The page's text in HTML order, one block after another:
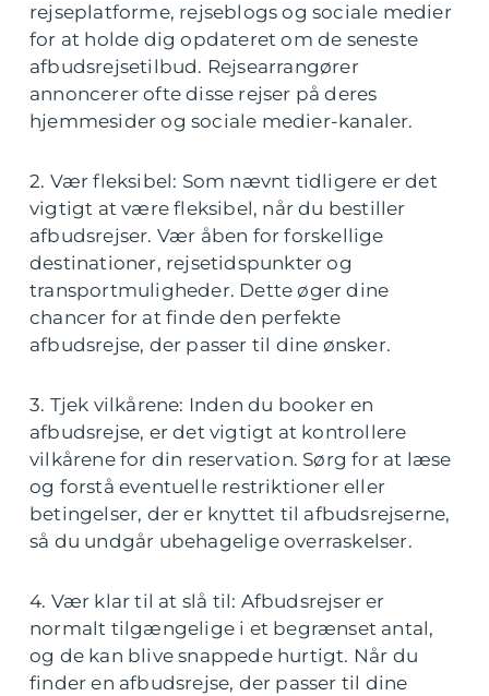
rejseplatforme, rejseblogs og sociale medier
for at holde dig opdateret om de seneste
afbudsrejsetilbud. Rejsearrangører
annoncerer ofte disse rejser på deres
hjemmesider og sociale medier-kanaler.
2. Vær fleksibel: Som nævnt tidligere er det
vigtigt at være fleksibel, når du bestiller
afbudsrejser. Vær åben for forskellige
destinationer, rejsetidspunkter og
transportmuligheder. Dette øger dine
chancer for at finde den perfekte
afbudsrejse, der passer til dine ønsker.
3. Tjek vilkårene: Inden du booker en
afbudsrejse, er det vigtigt at kontrollere
vilkårene for din reservation. Sørg for at læse
og forstå eventuelle restriktioner eller
betingelser, der er knyttet til afbudsrejserne,
så du undgår ubehagelige overraskelser.
4. Vær klar til at slå til: Afbudsrejser er
normalt tilgængelige i et begrænset antal,
og de kan blive snappede hurtigt. Når du
finder en afbudsrejse, der passer til dine